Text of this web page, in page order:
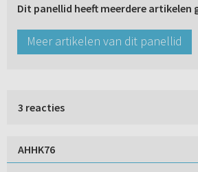
Dit panellid heeft meerdere artikelen
Meer artikelen van dit panellid
3 reacties
AHHK76